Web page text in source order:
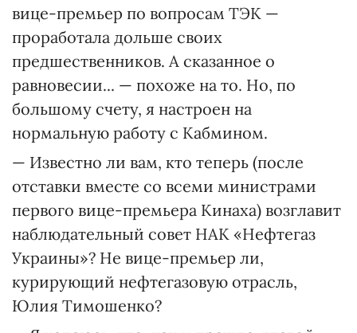
вице-премьер по вопросам ТЭК —
проработала дольше своих
предшественников. А сказанное о
равновесии... — похоже на то. Но, по
большому счету, я настроен на
нормальную работу с Кабмином.
— Известно ли вам, кто теперь (после
отставки вместе со всеми министрами
первого вице-премьера Кинаха) возглавит
наблюдательный совет НАК «Нефтегаз
Украины»? Не вице-премьер ли,
курирующий нефтегазовую отрасль,
Юлия Тимошенко?